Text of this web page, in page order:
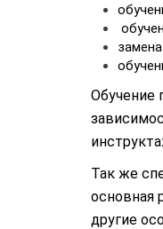
Обучение
Так же
основная
другие